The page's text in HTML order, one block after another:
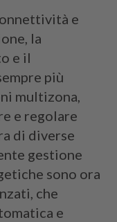
e
la
e il
più
multizona,
e regolare
di diverse
gestione
sono ora
che
e